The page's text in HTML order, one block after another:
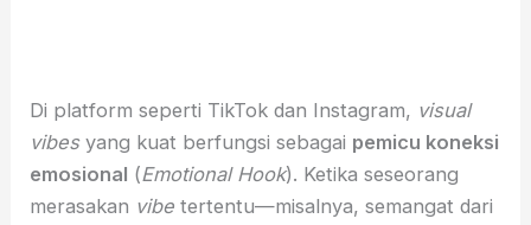
Di platform seperti TikTok dan Instagram, visual
vibesyang kuat berfungsi sebagai pemicu koneksi
emosional (Emotional Hook). Ketika seseorang
merasakan vibe tertentu—misalnya, semangat dari